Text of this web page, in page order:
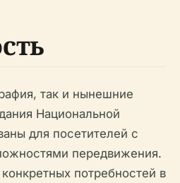
так и нынешние
Национальной
для посетителей с
передвижения.
потребностей в